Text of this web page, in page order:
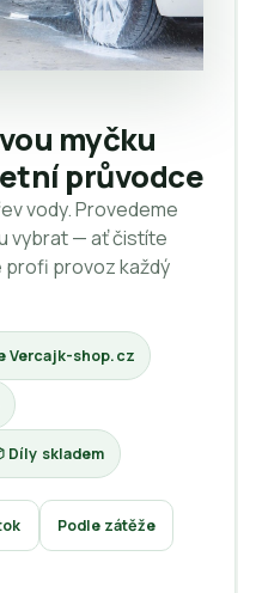
myčku
průvodce
vody. Provedeme
vybrat — ať čistíte
provoz každý
Vercajk-shop.cz
Díly skladem
Podle zátěže